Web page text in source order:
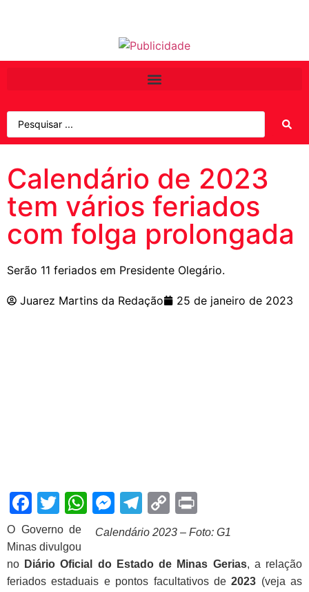
Calendário de 2023
tem vários feriados
com folga prolongada
Serão 11 feriados em Presidente Olegário.
Juarez Martins da Redação 25 de janeiro de 2023
Facebook
Twitter
WhatsApp
Messenger
Telegram
Copy
Link
Calendário 2023 – Foto: G1
O Governo de
Minas divulgou
no Diário Oficial do Estado de Minas Gerias, a relação
feriados estaduais e pontos facultativos de2023 (veja as